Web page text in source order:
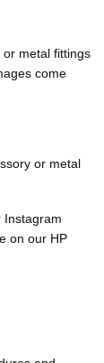
metal fittings
come
or metal
Instagram
on our HP